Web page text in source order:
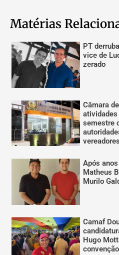
Matérias
PT
vice de
zerado
Câmara
semestre
Após
Matheus
Murilo
Camaf
Hugo
convenção